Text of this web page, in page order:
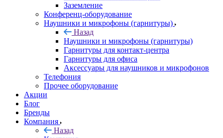
Заземление
Конференц-оборудование
Наушники и микрофоны (гарнитуры)
Назад
Наушники и микрофоны (гарнитуры)
Гарнитуры для контакт-центра
Гарнитуры для офиса
Аксессуары для наушников и микрофонов
Телефония
Прочее оборудование
Акции
Блог
Бренды
Компания
Назад